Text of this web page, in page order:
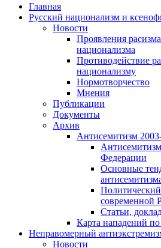
Главная
Русский национализм и
Новости
Проявления
национализма
Противодействие
национализму
Нормотворчество
Мнения
Публикации
Документы
Архив
Антисемитизм
Федерации
Основные
современной
Статьи,
Карта нападений
Неправомерный
Новости